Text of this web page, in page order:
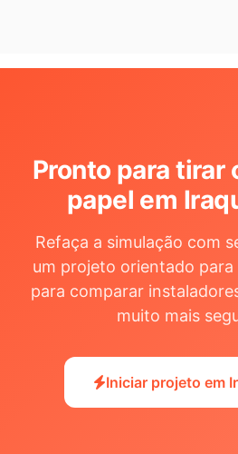
Pronto para tirar
papel em
Refaça a simulação com
um projeto orientado para
para comparar
muito mais
Iniciar projeto em